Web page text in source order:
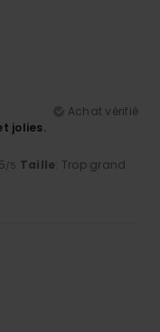
Achat vérifié
jolies.
/5 Taille: Trop grand